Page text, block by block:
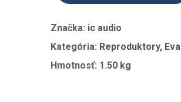
Značka: ic audio
Kategória: Reproduktory,
Hmotnosť: 1.50 kg